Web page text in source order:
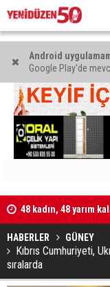
Android
Google Play'de
48 kadın, 48 yarım
HABERLER GÜNEY
Kıbrıs Cumhuriyeti,
sıralarda